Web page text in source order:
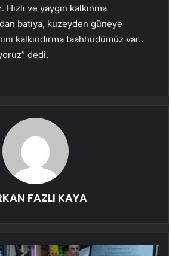
Hızlı ve yaygın kalkınma
batıya, kuzeyden güneye
kalkındırma taahhüdümüz var..
dedi.
FAZLI KAYA